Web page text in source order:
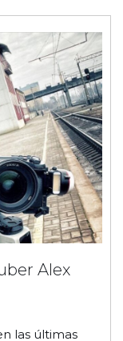
Alex
las últimas